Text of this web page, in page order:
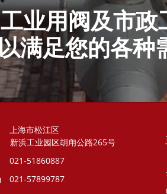
业用阀及市政
满足您的各种
上海市松江区
新浜工业园区胡甪公路265号
021-51860887
021-57899787